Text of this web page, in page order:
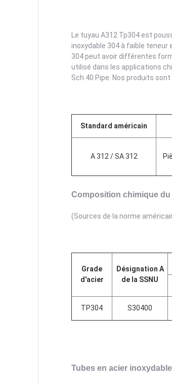
Le tuyau A312 Tp304 est
inoxydable 304 à faible teneur
304 peut avoir différentes
utilisé dans les applications
Sch 40 Pipe. Nos produits
Standard américain
A 312 / SA 312
Composition chimique du
(Sources de la norme
Grade
d'acier
Désignation A
de la SSNU
TP304 S30400
Tubes en acier